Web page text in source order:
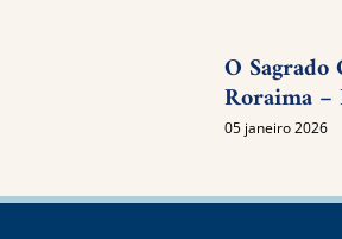
O Sagrado
Roraima
05 janeiro 2026